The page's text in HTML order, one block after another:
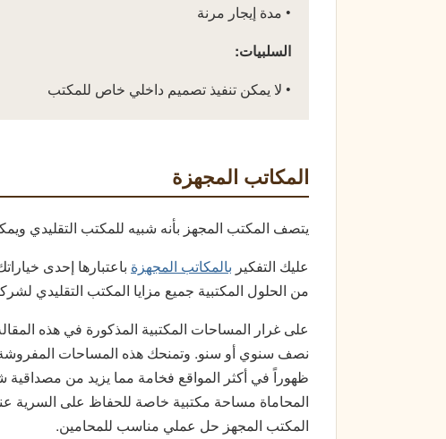
• مدة إيجار مرنة
السلبيات:
• لا يمكن تنفيذ تصميم داخلي خاص للمكتب
المكاتب المجهزة
يتصف المكتب المجهز بأنه شبيه للمكتب التقليدي
عليك التفكير بالمكاتب المجهزة باعتبارها إحدى
من الحلول المكتبية جميع مزايا المكتب التقليدي
على غرار المساحات المكتبية المذكورة في هذه
نصف سنوي أو سنو. وتمنحك هذه المساحات المفروشة
ظهوراً في أكثر المواقع فخامة مما يزيد من
المحاماة مساحة مكتبية خاصة للحفاظ على السرية
المكتب المجهز حل عملي مناسب للمحامين.